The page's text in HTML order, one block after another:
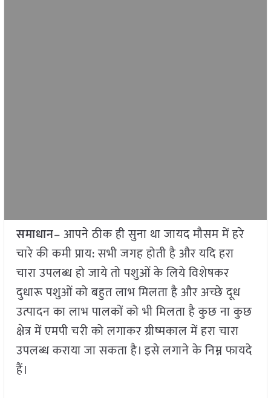
समाधान– आपने ठीक ही सुना था जायद मौसम में हरे
चारे की कमी प्राय: सभी जगह होती है और यदि हरा
चारा उपलब्ध हो जाये तो पशुओं के लिये विशेषकर
दुधारू पशुओं को बहुत लाभ मिलता है और अच्छे दूध
उत्पादन का लाभ पालकों को भी मिलता है कुछ ना कुछ
क्षेत्र में एमपी चरी को लगाकर ग्रीष्मकाल में हरा चारा
उपलब्ध कराया जा सकता है। इसे लगाने के निम्न फायदे
हैं।